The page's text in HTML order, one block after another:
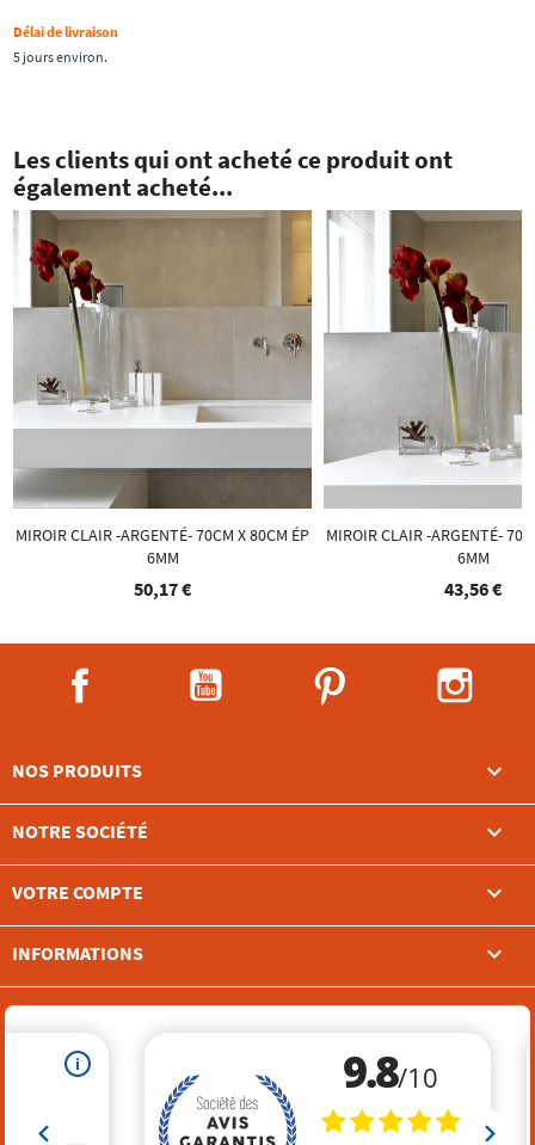
Délai de livraison
5 jours environ.
Les clients qui ont acheté ce produit ont
également acheté...
MIROIR CLAIR -ARGENTÉ- 70CM X 80CM ÉP
6MM
50,17 €
MIROIR CLAIR -ARGENTÉ-
6MM
43,56 €
NOS PRODUITS 
NOTRE SOCIÉTÉ 
VOTRE COMPTE 
INFORMATIONS keyboard_arrow_down